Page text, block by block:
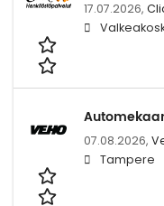
17.07.2026,
07.08.2026,
Tampere